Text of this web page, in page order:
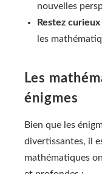
nouvelles
Restez curieux
les
Les
énigmes
Bien que les
divertissantes, il
mathématiques